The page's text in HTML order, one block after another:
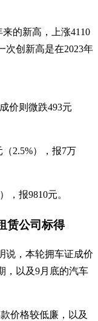
的新高，上涨4110
次创新高是在2023年
价则微跌493元
2.5%），报7万
，报9810元。
赁公司标得
说，本轮拥车证成价
，以及9月底的汽车
价格较低廉，以及